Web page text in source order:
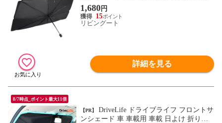
（ 傘型 傘 車 フロント 吸盤不要 カー用品
日よけ 折畳み UVカット 劣化軽減 日除け
遮光 遮熱 熱中症対策 車用品 傘式 コンパ
1,680円
15
リビングート
詳細を見る
8/7時点_ポイント最大11倍
【PR】
ンシェード 車 車載用 車載 日よけ 折りた